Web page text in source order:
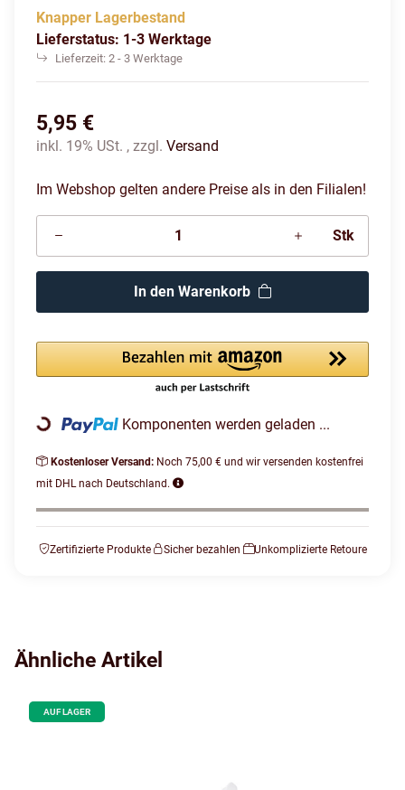
Knapper Lagerbestand
Lieferstatus: 1-3 Werktage
Lieferzeit: 2 - 3 Werktage
5,95 €
inkl. 19% USt. , zzgl. Versand
Im Webshop gelten andere Preise als in den Filialen!
Stk
In den Warenkorb
Loading... Komponenten werden geladen ...
Kostenloser Versand: Noch 75,00 € und wir versenden kostenfrei
mit DHL nach Deutschland.
Zertifizierte Produkte Sicher bezahlen Unkomplizierte Retoure
Ähnliche Artikel
AUF LAGER